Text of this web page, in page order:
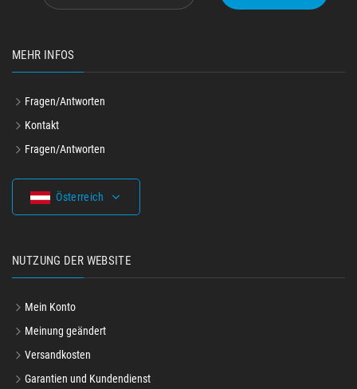
MEHR INFOS
Fragen/Antworten
Kontakt
Fragen/Antworten
Österreich
NUTZUNG DER WEBSITE
Mein Konto
Meinung geändert
Versandkosten
Garantien und Kundendienst